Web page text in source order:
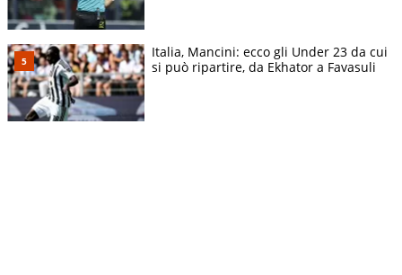
Italia, Mancini: ecco gli Under 23 da cui
si può ripartire, da Ekhator a Favasuli